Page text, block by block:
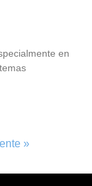
en
»